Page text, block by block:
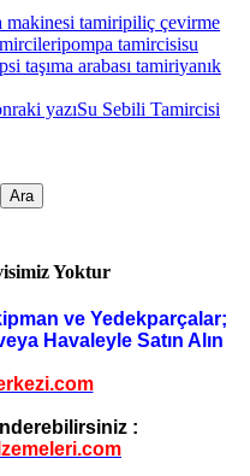
makinesi tamiripiliç çevirme
pompa tamircisisu
taşıma arabası tamiriyanık
yazıSu Sebili Tamircisi
Yoktur
ve Yedekparçalar;
Havaleyle Satın Alın
: